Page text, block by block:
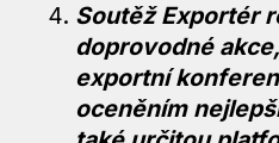
Soutěž Exportér
doprovodné
exportní
oceněním